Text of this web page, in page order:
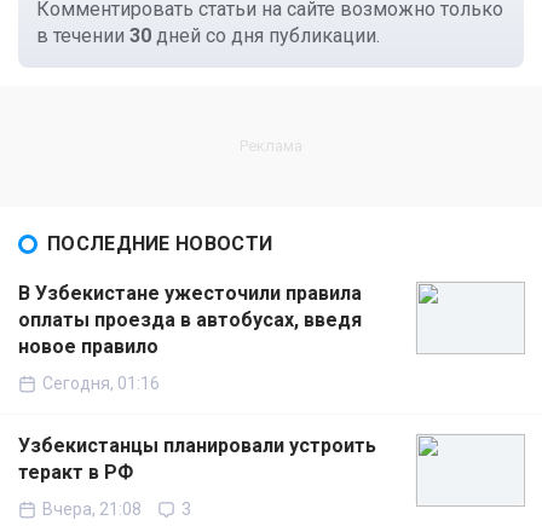
Комментировать статьи на сайте возможно только
в течении 30 дней со дня публикации.
ПОСЛЕДНИЕ НОВОСТИ
В Узбекистане ужесточили правила
оплаты проезда в автобусах, введя
новое правило
Сегодня, 01:16
Узбекистанцы планировали устроить
теракт в РФ
Вчера, 21:08 3